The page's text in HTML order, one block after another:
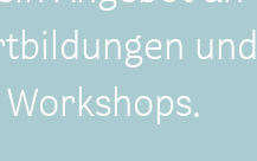
und
Workshops.